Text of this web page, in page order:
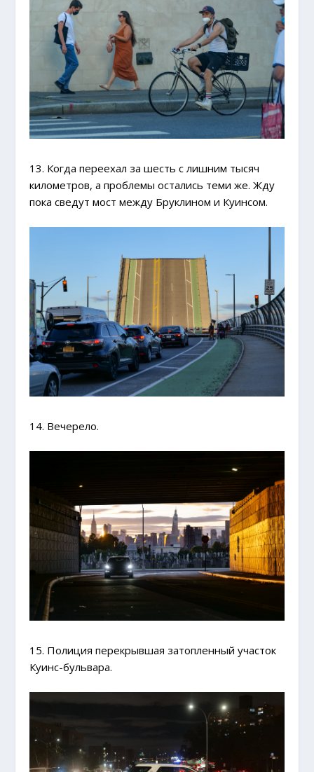
13. Когда переехал за шесть с лишним тысяч
километров, а проблемы остались теми же. Жду
пока сведут мост между Бруклином и Куинсом.
14. Вечерело.
15. Полиция перекрывшая затопленный участок
Куинс-бульвара.